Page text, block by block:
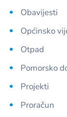
Obavijesti
Općinsko
Otpad
Pomorsko
Projekti
Proračun